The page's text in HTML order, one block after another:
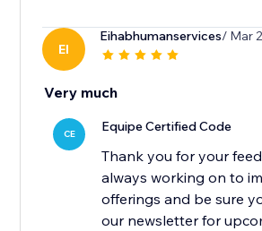
EI
Eihabhumanservices/ Mar
Very much
CE Equipe Certified Code
Thank you for your
always working on to
offerings and be sure
our newsletter for